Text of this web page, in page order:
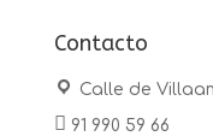
Contacto
Calle de
91 990 59 66